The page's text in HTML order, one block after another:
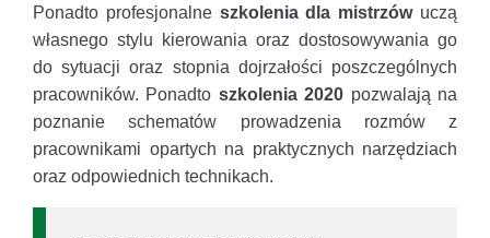
Ponadto profesjonalne szkolenia dla mistrzówuczą
własnego stylu kierowania oraz dostosowywania go
do sytuacji oraz stopnia dojrzałości poszczególnych
pracowników. Ponadto szkolenia 2020 pozwalają na
poznanie schematów prowadzenia rozmów z
pracownikami opartych na praktycznych narzędziach
oraz odpowiednich technikach.